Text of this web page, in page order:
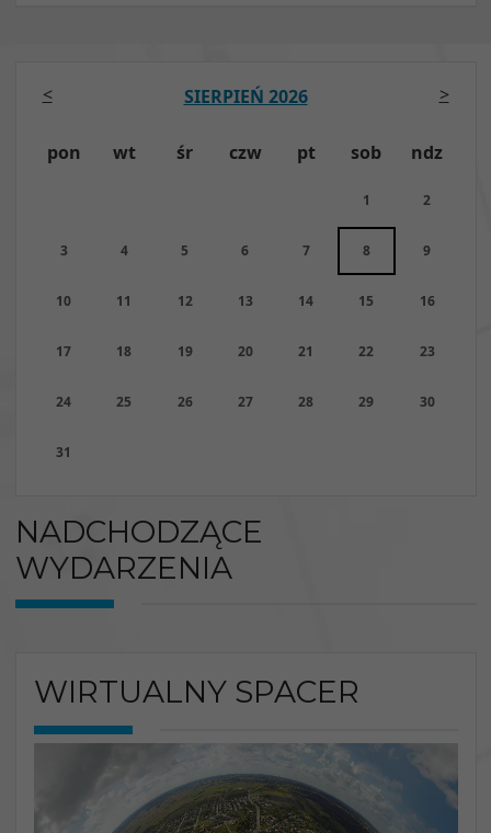
SIERPIEŃ 2026
pon wt śr czw pt sob ndz
1 2
3 4 5 6 7 8 9
10 11 12 13 14 15 16
17 18 19 20 21 22 23
24 25 26 27 28 29 30
31
< >
NADCHODZĄCE
WYDARZENIA
WIRTUALNY SPACER